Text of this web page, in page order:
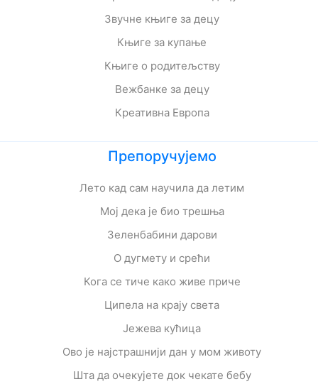
Звучне књиге за децу
Књиге за купање
Књиге о родитељству
Вежбанке за децу
Креативна Европа
Препоручујемо
Лето кад сам научила да летим
Мој дека је био трешња
Зеленбабини дарови
О дугмету и срећи
Кога се тиче како живе приче
Ципела на крају света
Јежева кућица
Ово је најстрашнији дан у мом животу
Шта да очекујете док чекате бебу